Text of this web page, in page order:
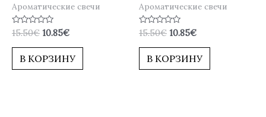
Ароматические свечи
Оценка
0
из
15.50€ 10.85€
В КОРЗИНУ
Ароматические свечи
Оценка
0
из
15.50€ 10.85€
В КОРЗИНУ